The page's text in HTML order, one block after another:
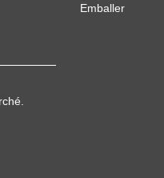
Emballer